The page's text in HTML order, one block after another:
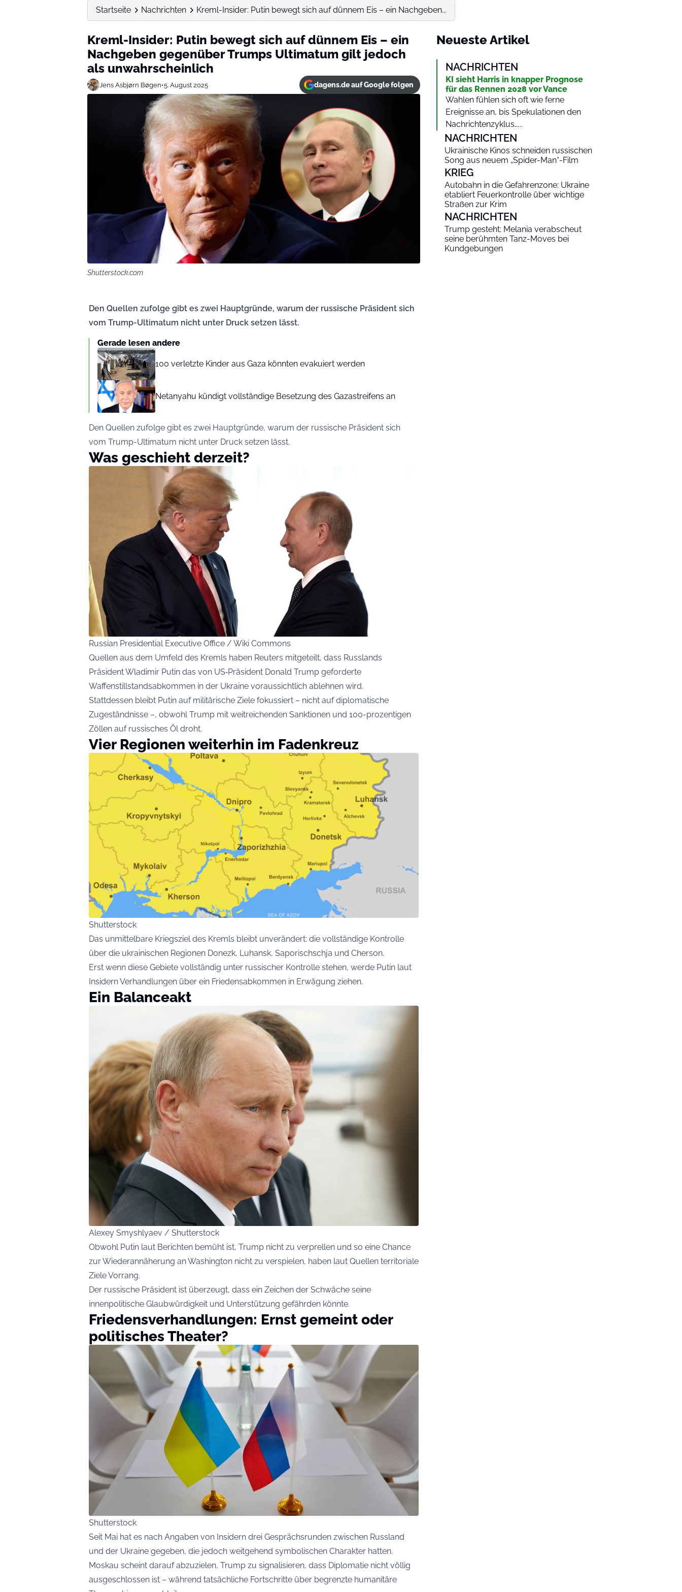
Startseite Nachrichten Kreml-Insider: Putin bewegt sich auf dünnem Eis – ein Nachgeben...
Kreml-Insider: Putin bewegt sich auf dünnem Eis – ein
Nachgeben gegenüber Trumps Ultimatum gilt jedoch
als unwahrscheinlich
Jens Asbjørn Bøgen•5. August 2025 dagens.de auf Google folgen
Shutterstock.com
Den Quellen zufolge gibt es zwei Hauptgründe, warum der russische Präsident sich
vom Trump-Ultimatum nicht unter Druck setzen lässt.
Gerade lesen andere
100 verletzte Kinder aus Gaza könnten evakuiert werden
Netanyahu kündigt vollständige Besetzung des Gazastreifens an
Den Quellen zufolge gibt es zwei Hauptgründe, warum der russische Präsident sich
vom Trump-Ultimatum nicht unter Druck setzen lässt.
Was geschieht derzeit?
Russian Presidential Executive Office / Wiki Commons
Quellen aus dem Umfeld des Kremls haben Reuters mitgeteilt, dass Russlands
Präsident Wladimir Putin das von US‑Präsident Donald Trump geforderte
Waffenstillstandsabkommen in der Ukraine voraussichtlich ablehnen wird.
Stattdessen bleibt Putin auf militärische Ziele fokussiert – nicht auf diplomatische
Zugeständnisse –, obwohl Trump mit weitreichenden Sanktionen und 100-prozentigen
Zöllen auf russisches Öl droht.
Vier Regionen weiterhin im Fadenkreuz
Shutterstock
Das unmittelbare Kriegsziel des Kremls bleibt unverändert: die vollständige Kontrolle
über die ukrainischen Regionen Donezk, Luhansk, Saporischschja und Cherson.
Erst wenn diese Gebiete vollständig unter russischer Kontrolle stehen, werde Putin laut
Insidern Verhandlungen über ein Friedensabkommen in Erwägung ziehen.
Ein Balanceakt
Alexey Smyshlyaev / Shutterstock
Obwohl Putin laut Berichten bemüht ist, Trump nicht zu verprellen und so eine Chance
zur Wiederannäherung an Washington nicht zu verspielen, haben laut Quellen territoriale
Ziele Vorrang.
Der russische Präsident ist überzeugt, dass ein Zeichen der Schwäche seine
innenpolitische Glaubwürdigkeit und Unterstützung gefährden könnte.
Friedensverhandlungen: Ernst gemeint oder
politisches Theater?
Shutterstock
Seit Mai hat es nach Angaben von Insidern drei Gesprächsrunden zwischen Russland
und der Ukraine gegeben, die jedoch weitgehend symbolischen Charakter hatten.
Moskau scheint darauf abzuzielen, Trump zu signalisieren, dass Diplomatie nicht völlig
ausgeschlossen ist – während tatsächliche Fortschritte über begrenzte humanitäre
Neueste Artikel
NACHRICHTEN
KI sieht Harris in knapper Prognose
für das Rennen 2028 vor Vance
Wahlen fühlen sich oft wie ferne
Ereignisse an, bis Spekulationen den
Nachrichtenzyklus…...
NACHRICHTEN
Ukrainische Kinos schneiden russischen
Song aus neuem „Spider-Man“-Film
KRIEG
Autobahn in die Gefahrenzone: Ukraine
etabliert Feuerkontrolle über wichtige
Straßen zur Krim
NACHRICHTEN
Trump gesteht: Melania verabscheut
seine berühmten Tanz-Moves bei
Kundgebungen